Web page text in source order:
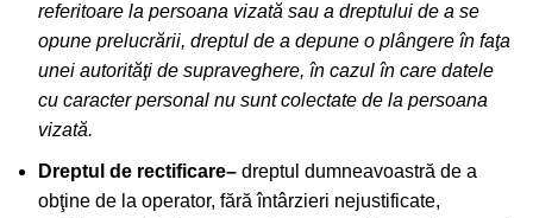
referitoare la persoana vizată sau a dreptului de a se
opune prelucrării, dreptul de a depune o plângere în faţa
unei autorităţi de supraveghere, în cazul în care datele
cu caracter personal nu sunt colectate de la persoana
vizată.
Dreptul de rectificare– dreptul dumneavoastră de a
obţine de la operator, fără întârzieri nejustificate,